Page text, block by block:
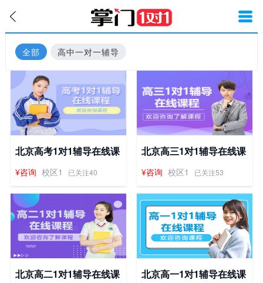
全部 高中一对一辅导
北京高考1对1辅导在线课
程
¥咨询 校区1 已关注40
北京高三1对1辅导在线课
程
¥咨询 校区1 已关注53
北京高二1对1辅导在线课
北京高一1对1辅导在线课